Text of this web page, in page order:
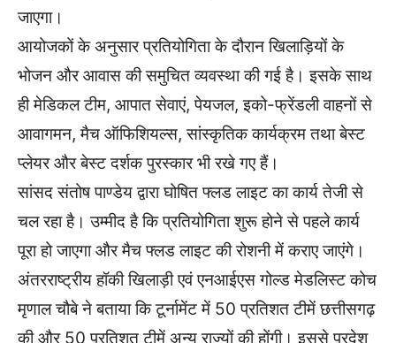
जाएगा।
आयोजकों के अनुसार प्रतियोगिता के दौरान खिलाड़ियों के
भोजन और आवास की समुचित व्यवस्था की गई है। इसके साथ
ही मेडिकल टीम, आपात सेवाएं, पेयजल, इको-फ्रेंडली वाहनों से
आवागमन, मैच ऑफिशियल्स, सांस्कृतिक कार्यक्रम तथा बेस्ट
प्लेयर और बेस्ट दर्शक पुरस्कार भी रखे गए हैं।
सांसद संतोष पाण्डेय द्वारा घोषित फ्लड लाइट का कार्य तेजी से
चल रहा है। उम्मीद है कि प्रतियोगिता शुरू होने से पहले कार्य
पूरा हो जाएगा और मैच फ्लड लाइट की रोशनी में कराए जाएंगे।
अंतरराष्ट्रीय हॉकी खिलाड़ी एवं एनआईएस गोल्ड मेडलिस्ट कोच
मृणाल चौबे ने बताया कि टूर्नामेंट में 50 प्रतिशत टीमें छत्तीसगढ़
की और 50 प्रतिशत टीमें अन्य राज्यों की होंगी। इससे प्रदेश